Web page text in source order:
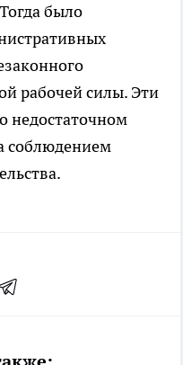
было
рабочей силы. Эти
недостаточном
соблюдением